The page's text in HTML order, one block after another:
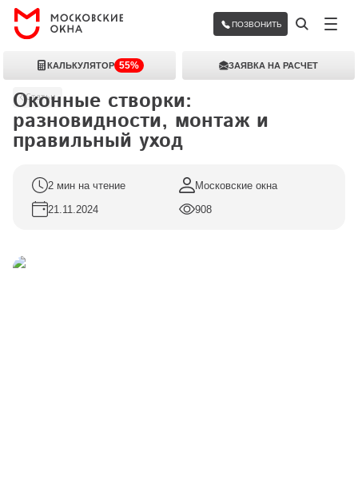
ПОЗВОНИТЬ
КАЛЬКУЛЯТОР 55% ЗАЯВКА НА РАСЧЕТ
Статьи
Оконные створки:
разновидности, монтаж и
правильный уход
Московские окна
21.11.2024
2 мин на чтение
908